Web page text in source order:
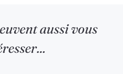
aussi vous